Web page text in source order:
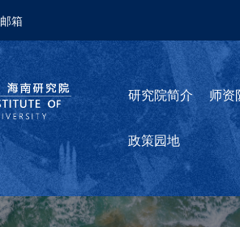
邮箱
研究院简介 师资
政策园地